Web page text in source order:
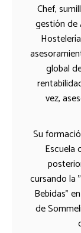
Chef,
gestión de
global
vez,
Su
Escuela
cursando la
Bebidas"
de